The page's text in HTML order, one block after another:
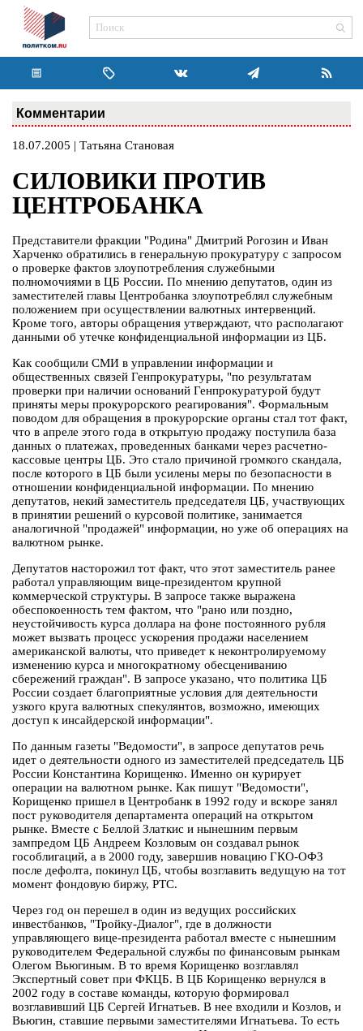
Комментарии
18.07.2005 | Татьяна Становая
СИЛОВИКИ ПРОТИВ
ЦЕНТРОБАНКА
Представители фракции "Родина" Дмитрий Рогозин и Иван
Харченко обратились в генеральную прокуратуру с запросом
о проверке фактов злоупотребления служебными
полномочиями в ЦБ России. По мнению депутатов, один из
заместителей главы Центробанка злоупотреблял служебным
положением при осуществлении валютных интервенций.
Кроме того, авторы обращения утверждают, что располагают
данными об утечке конфиденциальной информации из ЦБ.
Как сообщили СМИ в управлении информации и
общественных связей Генпрокуратуры, "по результатам
проверки при наличии оснований Генпрокуратурой будут
приняты меры прокурорского реагирования". Формальным
поводом для обращения в прокурорские органы стал тот факт,
что в апреле этого года в открытую продажу поступила база
данных о платежах, проведенных банками через расчетно-
кассовые центры ЦБ. Это стало причиной громкого скандала,
после которого в ЦБ были усилены меры по безопасности в
отношении конфиденциальной информации. По мнению
депутатов, некий заместитель председателя ЦБ, участвующих
в принятии решений о курсовой политике, занимается
аналогичной "продажей" информации, но уже об операциях на
валютном рынке.
Депутатов насторожил тот факт, что этот заместитель ранее
работал управляющим вице-президентом крупной
коммерческой структуры. В запросе также выражена
обеспокоенность тем фактом, что "рано или поздно,
неустойчивость курса доллара на фоне постоянного рубля
может вызвать процесс ускорения продажи населением
американской валюты, что приведет к неконтролируемому
изменению курса и многократному обесцениванию
сбережений граждан". В запросе указано, что политика ЦБ
России создает благоприятные условия для деятельности
узкого круга валютных спекулянтов, возможно, имеющих
доступ к инсайдерской информации".
По данным газеты "Ведомости", в запросе депутатов речь
идет о деятельности одного из заместителей председатель ЦБ
России Константина Корищенко. Именно он курирует
операции на валютном рынке. Как пишут "Ведомости",
Корищенко пришел в Центробанк в 1992 году и вскоре занял
пост руководителя департамента операций на открытом
рынке. Вместе с Беллой Златкис и нынешним первым
зампредом ЦБ Андреем Козловым он создавал рынок
гособлигаций, а в 2000 году, завершив новацию ГКО-ОФЗ
после дефолта, покинул ЦБ, чтобы возглавить ведущую на тот
момент фондовую биржу, РТС.
Через год он перешел в один из ведущих российских
инвестбанков, "Тройку-Диалог", где в должности
управляющего вице-президента работал вместе с нынешним
руководителем Федеральной службы по финансовым рынкам
Олегом Вьюгиным. В то время Корищенко возглавлял
Экспертный совет при ФКЦБ. В ЦБ Корищенко вернулся в
2002 году в составе команды, которую формировал
возглавивший ЦБ Сергей Игнатьев. В нее входили и Козлов, и
Вьюгин, ставшие первыми заместителями Игнатьева. То есть